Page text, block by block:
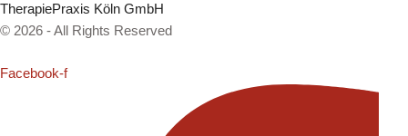
TherapiePraxis Köln GmbH
© 2026 - All Rights Reserved
Facebook-f